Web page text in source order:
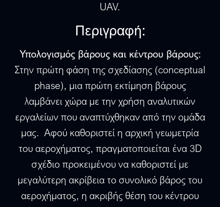
UAV.
Περιγραφή:
Υπολογισμός βάρους και κέντρου βάρους:
Στην πρώτη φάση της σχεδίασης (conceptual
phase), μια πρώτη εκτίμηση βάρους
λαμβάνει χώρα με την χρήση αναλυτικών
εργαλείων που αναπτύχθηκαν από την ομάδα
μας. Αφού καθοριστεί η αρχική γεωμετρία
του αεροχήματος, πραγματοποιείται ένα 3D
σχέδιο προκειμένου να καθοριστεί με
μεγαλύτερη ακρίβεια το συνολικό βάρος του
αεροχήματος, η ακριβής θέση του κέντρου